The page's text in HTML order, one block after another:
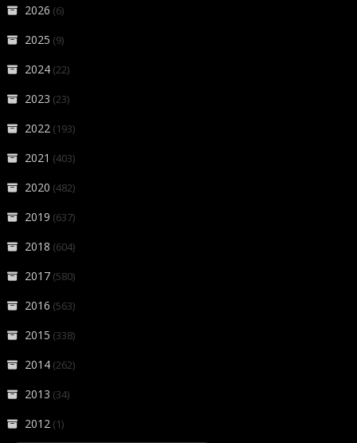
2026 (6)
2025 (9)
2024 (22)
2023 (23)
2022 (193)
2021 (403)
2020 (482)
2019 (637)
2018 (604)
2017 (580)
2016 (563)
2015 (338)
2014 (262)
2013 (34)
2012 (1)